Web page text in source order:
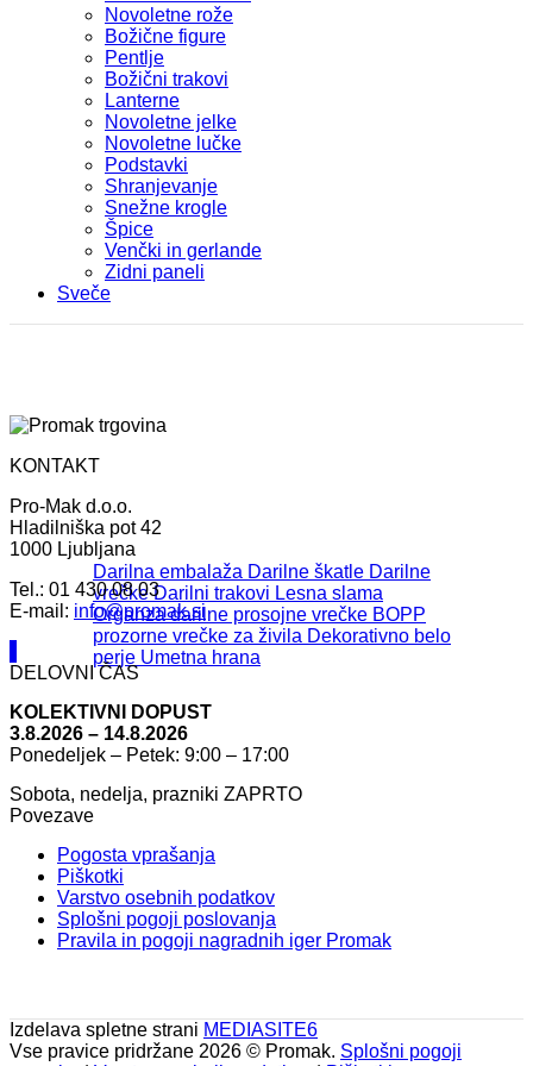
Darilna embalaža Darilne škatle Darilne
vrečke Darilni trakovi Lesna slama
Organza darilne prosojne vrečke BOPP
prozorne vrečke za živila Dekorativno belo
perje Umetna hrana
Novoletne rože
Božične figure
Pentlje
Božični trakovi
Lanterne
Novoletne jelke
Novoletne lučke
Podstavki
Shranjevanje
Snežne krogle
Špice
Venčki in gerlande
Zidni paneli
Sveče
KONTAKT
Pro-Mak d.o.o.
Hladilniška pot 42
1000 Ljubljana
Tel.: 01 430 08 03
E-mail: info@promak.si
DELOVNI ČAS
KOLEKTIVNI DOPUST
3.8.2026 – 14.8.2026
Ponedeljek – Petek: 9:00 – 17:00
Sobota, nedelja, prazniki ZAPRTO
Povezave
Pogosta vprašanja
Piškotki
Varstvo osebnih podatkov
Splošni pogoji poslovanja
Pravila in pogoji nagradnih iger Promak
Izdelava spletne strani MEDIASITE6
Vse pravice pridržane 2026 © Promak. Splošni pogoji